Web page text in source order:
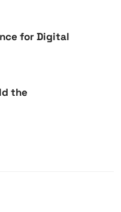
for Digital
the